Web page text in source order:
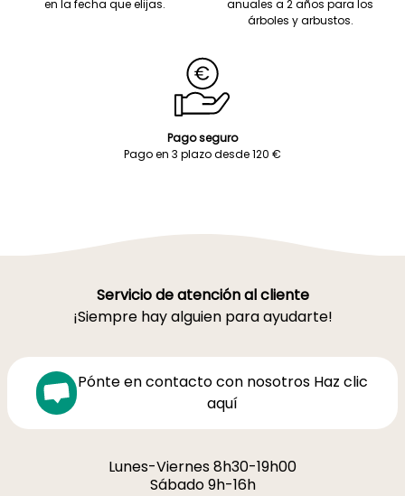
en la fecha que elijas.
anuales a 2 años para los
árboles y arbustos.
Pago seguro
Pago en 3 plazo desde 120 €
Servicio de atención al cliente
¡Siempre hay alguien para ayudarte!
Pónte en contacto con nosotros Haz clic
aquí
Lunes-Viernes 8h30-19h00
Sábado 9h-16h